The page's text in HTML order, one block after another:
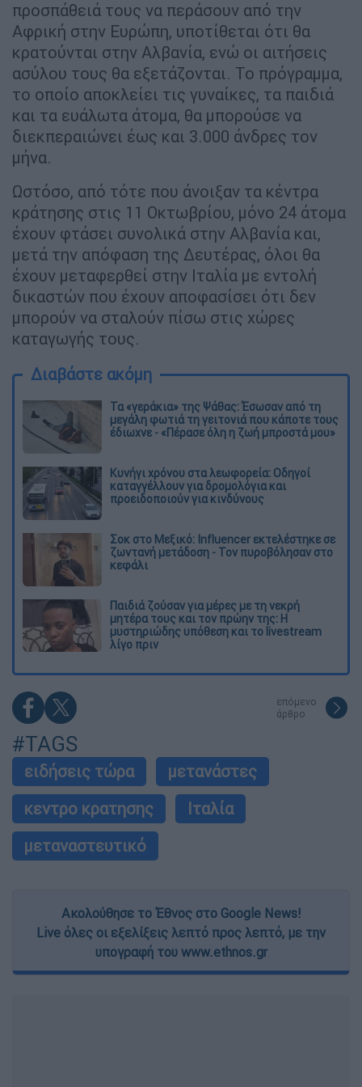
προσπάθειά τους να περάσουν από την
Αφρική στην Ευρώπη, υποτίθεται ότι θα
κρατούνται στην Αλβανία, ενώ οι αιτήσεις
ασύλου τους θα εξετάζονται. Το πρόγραμμα,
το οποίο αποκλείει τις γυναίκες, τα παιδιά
και τα ευάλωτα άτομα, θα μπορούσε να
διεκπεραιώνει έως και 3.000 άνδρες τον
μήνα.
Ωστόσο, από τότε που άνοιξαν τα κέντρα
κράτησης στις 11 Οκτωβρίου, μόνο 24 άτομα
έχουν φτάσει συνολικά στην Αλβανία και,
μετά την απόφαση της Δευτέρας, όλοι θα
έχουν μεταφερθεί στην Ιταλία με εντολή
δικαστών που έχουν αποφασίσει ότι δεν
μπορούν να σταλούν πίσω στις χώρες
καταγωγής τους.
Διαβάστε ακόμη
Τα «γεράκια» της Ψάθας: Έσωσαν από τη
μεγάλη φωτιά τη γειτονιά που κάποτε τους
έδιωχνε - «Πέρασε όλη η ζωή μπροστά μου»
Κυνήγι χρόνου στα λεωφορεία: Οδηγοί
καταγγέλλουν για δρομολόγια και
προειδοποιούν για κινδύνους
Σοκ στο Μεξικό: Influencer εκτελέστηκε σε
ζωντανή μετάδοση - Τον πυροβόλησαν στο
κεφάλι
Παιδιά ζούσαν για μέρες με τη νεκρή
μητέρα τους και τον πρώην της: Η
μυστηριώδης υπόθεση και το livestream
λίγο πριν
επόμενο
άρθρο
#TAGS
ειδήσεις τώρα
μετανάστες
κεντρο κρατησης
Ιταλία
μεταναστευτικό
Ακολούθησε το Έθνος στο Google News!
Live όλες οι εξελίξεις λεπτό προς λεπτό, με την
υπογραφή του www.ethnos.gr